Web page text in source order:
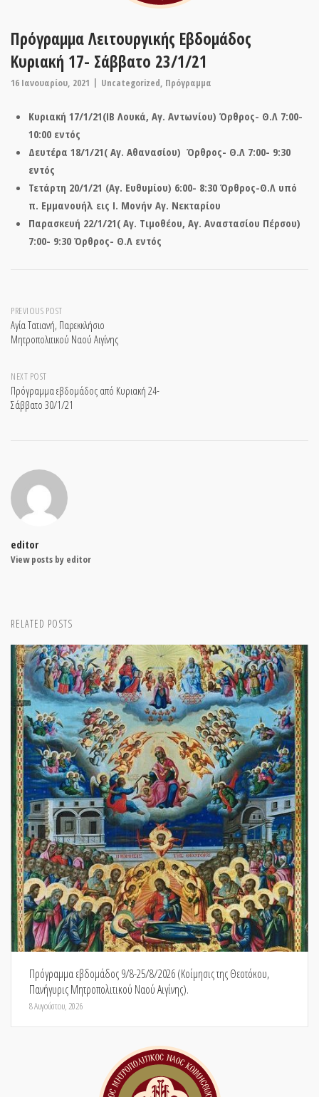
Πρόγραμμα Λειτουργικής Εβδομάδος
Κυριακή 17- Σάββατο 23/1/21
16 Ιανουαρίου, 2021 Uncategorized, Πρόγραμμα
Κυριακή 17/1/21(ΙΒ Λουκά, Αγ. Αντωνίου) Όρθρος- Θ.Λ 7:00-
10:00 εντός
Δευτέρα 18/1/21( Αγ. Αθανασίου) Όρθρος- Θ.Λ 7:00- 9:30
εντός
Τετάρτη 20/1/21 (Αγ. Ευθυμίου) 6:00- 8:30 Όρθρος-Θ.Λ υπό
π. Εμμανουήλ εις Ι. Μονήν Αγ. Νεκταρίου
Παρασκευή 22/1/21( Αγ. Τιμοθέου, Αγ. Αναστασίου Πέρσου)
7:00- 9:30 Όρθρος- Θ.Λ εντός
Post
navigation
PREVIOUS POST
Αγία Τατιανή, Παρεκκλήσιο
Μητροπολιτικού Ναού Αιγίνης
NEXT POST
Πρόγραμμα εβδομάδος από Κυριακή 24-
Σάββατο 30/1/21
editor
View posts by editor
RELATED POSTS
Πρόγραμμα εβδομάδος 9/8-25/8/2026 (Κοίμησις της Θεοτόκου,
Πανήγυρις Μητροπολιτικού Ναού Αιγίνης).
8 Αυγούστου, 2026